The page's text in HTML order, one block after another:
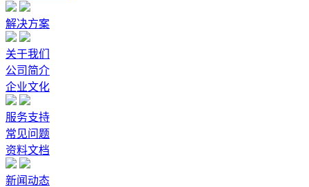
解决方案
关于我们
公司简介
企业文化
服务支持
常见问题
资料文档
新闻动态